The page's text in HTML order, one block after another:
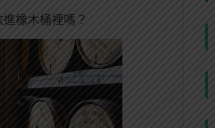
橡木桶裡嗎？